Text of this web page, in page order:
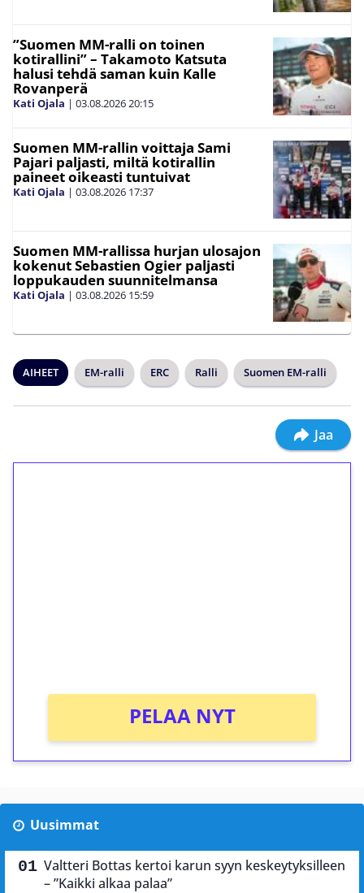
”Suomen MM-ralli on toinen
kotirallini” – Takamoto Katsuta
halusi tehdä saman kuin Kalle
Rovanperä
Kati Ojala | 03.08.202620:15
Suomen MM-rallin voittaja Sami
Pajari paljasti, miltä kotirallin
paineet oikeasti tuntuivat
Kati Ojala | 03.08.2026 17:37
Suomen MM-rallissa hurjan ulosajon
kokenut Sebastien Ogier paljasti
loppukauden suunnitelmansa
Kati Ojala | 03.08.2026 15:59
AIHEET EM-ralli ERC Ralli Suomen EM-ralli
Jaa
PELAA NYT
Uusimmat
Valtteri Bottas kertoi karun syyn keskeytyksilleen
– ”Kaikki alkaa palaa”